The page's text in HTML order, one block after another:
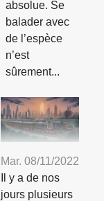
absolue. Se
balader avec
de l’espèce
n’est
sûrement...
Mar. 08/11/2022
Il y a de nos
jours plusieurs